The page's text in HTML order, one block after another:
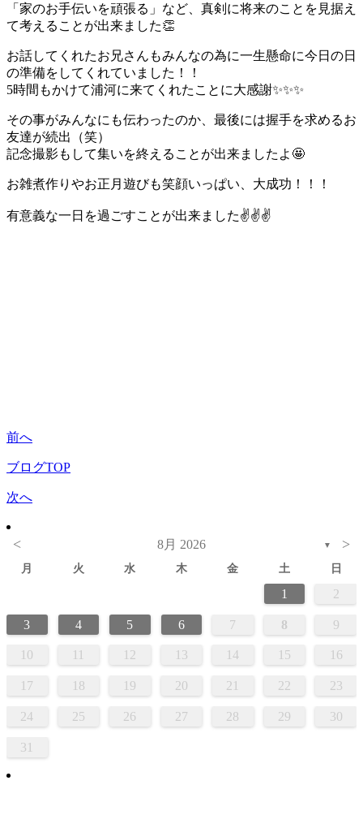
「家のお手伝いを頑張る」など、真剣に将来のことを見据え
て考えることが出来ました👏
お話してくれたお兄さんもみんなの為に一生懸命に今日の日
の準備をしてくれていました！！
5時間もかけて浦河に来てくれたことに大感謝✨✨✨
その事がみんなにも伝わったのか、最後には握手を求めるお
友達が続出（笑）
記念撮影もして集いを終えることが出来ましたよ🤩
お雑煮作りやお正月遊びも笑顔いっぱい、大成功！！！
有意義な一日を過ごすことが出来ました✌️✌️✌️
前へ
ブログTOP
次へ
< 8月 2026 ▼ >
月 火 水 木 金 土 日
1 2
3 4 5 6 7 8 9
10 12 13 14 15 16
17 18 19 20 21 22 23
24 25 26 27 28 29 30
31